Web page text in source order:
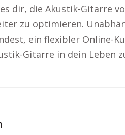
dir, die Akustik-Gitarre
zu optimieren.
ein flexibler Online-
Gitarre in dein Leben